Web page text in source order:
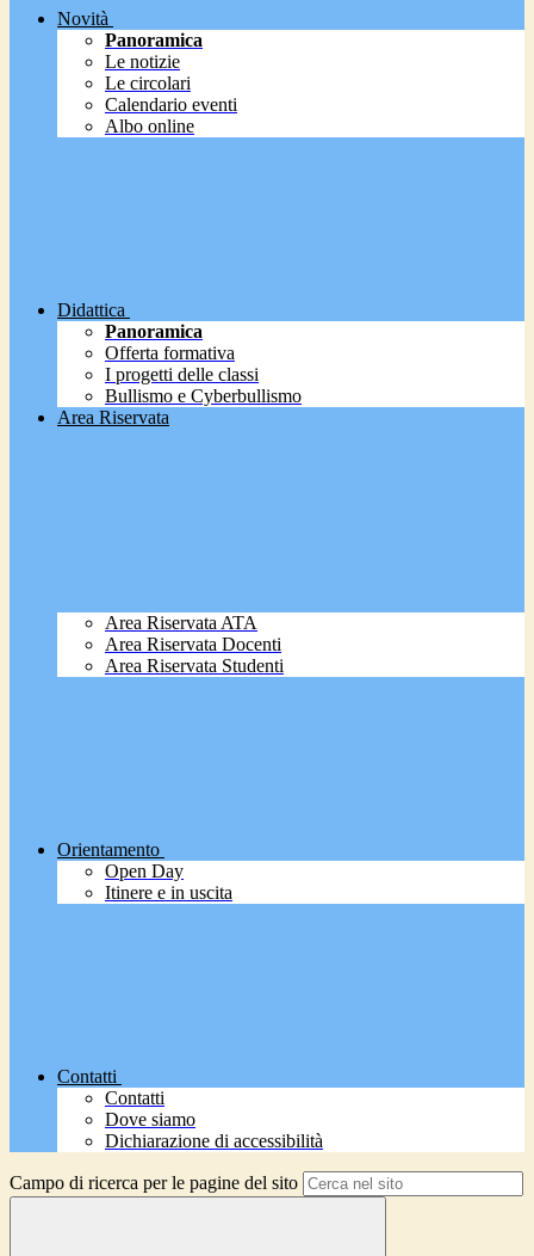
Novità
Panoramica
Le notizie
Le circolari
Calendario eventi
Albo online
Didattica
Panoramica
Offerta formativa
I progetti delle classi
Bullismo e Cyberbullismo
Area Riservata
Area Riservata ATA
Area Riservata Docenti
Area Riservata Studenti
Orientamento
Open Day
Itinere e in uscita
Contatti
Contatti
Dove siamo
Dichiarazione di accessibilità
Campo di ricerca per le pagine del sito